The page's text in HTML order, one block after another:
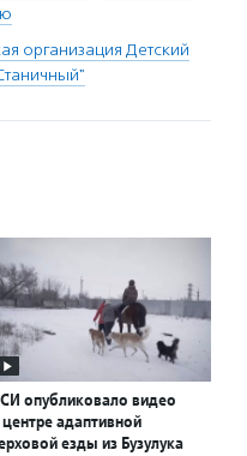
организация Детский
опубликовало видео
адаптивной
езды из Бузулука